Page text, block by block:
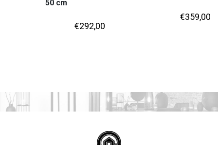
50 cm
€292,00
€359,00